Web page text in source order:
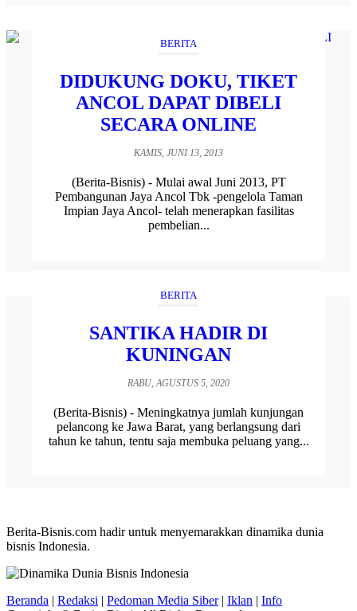
BERITA
DIDUKUNG DOKU, TIKET
ANCOL DAPAT DIBELI
SECARA ONLINE
KAMIS, JUNI 13, 2013
(Berita-Bisnis) - Mulai awal Juni 2013, PT
Pembangunan Jaya Ancol Tbk -pengelola Taman
Impian Jaya Ancol- telah menerapkan fasilitas
pembelian...
BERITA
SANTIKA HADIR DI
KUNINGAN
RABU, AGUSTUS 5, 2020
(Berita-Bisnis) - Meningkatnya jumlah kunjungan
pelancong ke Jawa Barat, yang berlangsung dari
tahun ke tahun, tentu saja membuka peluang yang...
Berita-Bisnis.com hadir untuk menyemarakkan dinamika dunia
bisnis Indonesia.
Beranda | Redaksi | Pedoman Media Siber| Iklan | Info